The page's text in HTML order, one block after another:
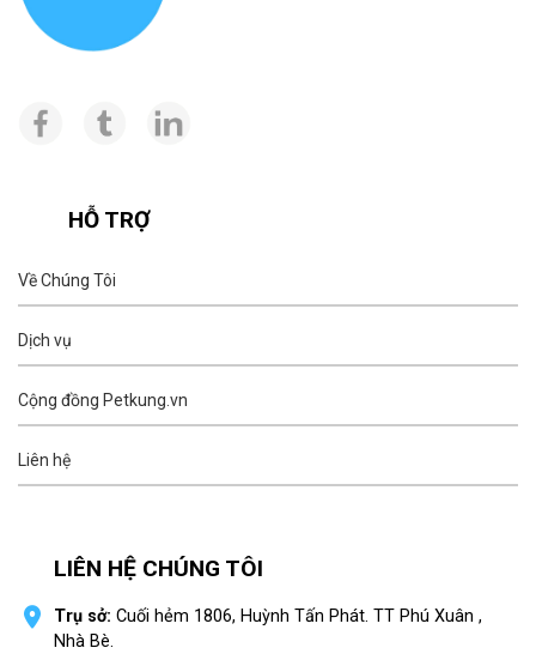
HỖ TRỢ
Về Chúng Tôi
Dịch vụ
Cộng đồng Petkung.vn
Liên hệ
LIÊN HỆ CHÚNG TÔI
Trụ sở: Cuối hẻm 1806, Huỳnh Tấn Phát. TT Phú Xuân ,
Nhà Bè.